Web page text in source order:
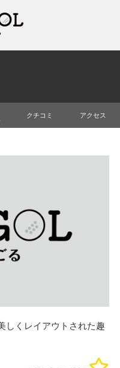
クチコミ アクセス
しくレイアウトされた趣